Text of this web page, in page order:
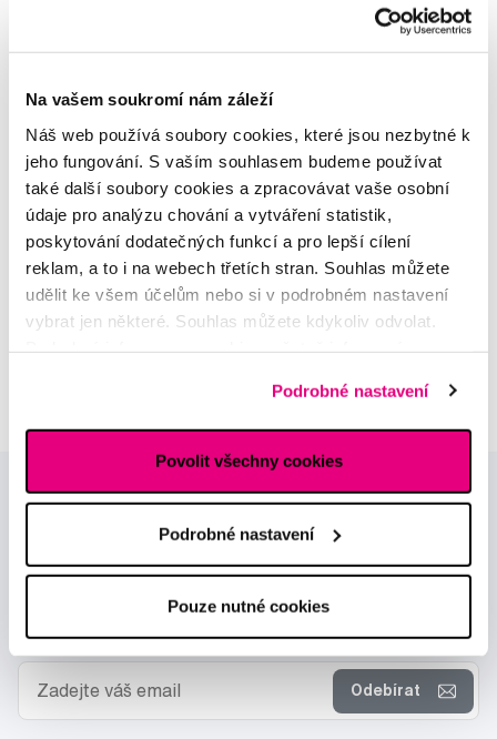
Na vašem soukromí nám záleží
Náš web používá soubory cookies, které jsou nezbytné k
jeho fungování. S vaším souhlasem budeme používat
také další soubory cookies a zpracovávat vaše osobní
údaje pro analýzu chování a vytváření statistik,
poskytování dodatečných funkcí a pro lepší cílení
reklam, a to i na webech třetích stran. Souhlas můžete
udělit ke všem účelům nebo si v podrobném nastavení
vybrat jen některé. Souhlas můžete kdykoliv odvolat.
Podrobné nastavení
Povolit všechny cookies
Podrobné nastavení
Pouze nutné cookies
MDDr. Tomáš Pražák
Odborná zubní konzultace –
parodontologie
Alena Růžičková
odborná konzultace dětského
sortimentu
MUDr. Alžběta Smetanová
Odebírat